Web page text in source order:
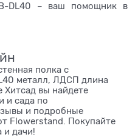
DL40 – ваш помощник в
полка с
металл, ЛДСП длина
Хитсад вы найдете
и сада по
и подробные
Flowerstand. Покупайте
и дачи!